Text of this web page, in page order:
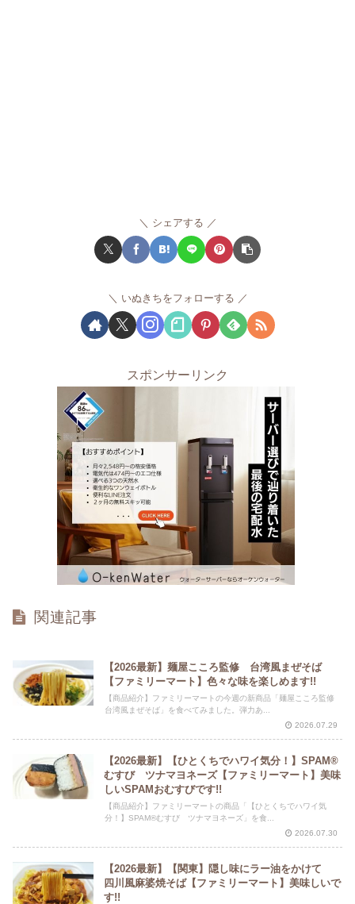
シェアする
いぬきちをフォローする
スポンサーリンク
関連記事
【2026最新】麺屋こころ監修 台湾風まぜそば
【ファミリーマート】色々な味を楽しめます!!
【商品紹介】ファミリーマートの今週の新商品「麺屋こころ監修
台湾風まぜそば」を食べてみました。弾力あ...
2026.07.29
【2026最新】【ひとくちでハワイ気分！】SPAM®
むすび ツナマヨネーズ【ファミリーマート】美味
しいSPAMおむすびです!!
【商品紹介】ファミリーマートの商品「【ひとくちでハワイ気
分！】SPAM®むすび ツナマヨネーズ」を食...
2026.07.30
【2026最新】【関東】隠し味にラー油をかけて
四川風麻婆焼そば【ファミリーマート】美味しいで
す!!